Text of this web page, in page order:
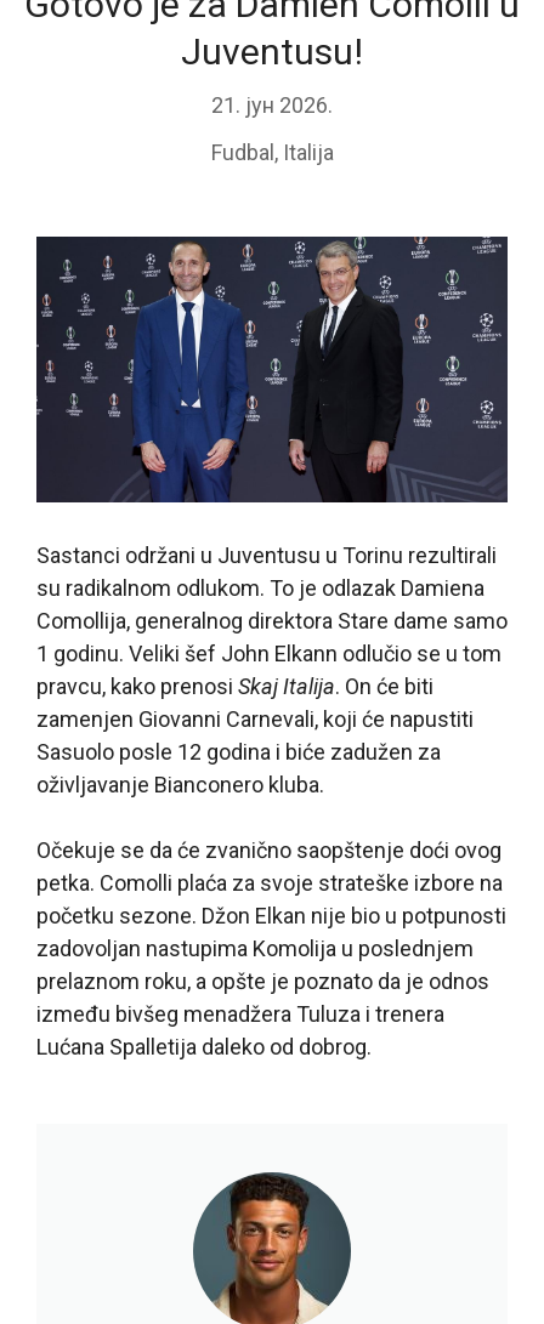
Juventusu!
21. јун 2026.
Fudbal , Italija
Sastanci održani u Juventusu u Torinu rezultirali
su radikalnom odlukom. To je odlazak Damiena
Comollija, generalnog direktora Stare dame samo
1 godinu. Veliki šef John Elkann odlučio se u tom
pravcu, kako prenosi Skaj Italija. On će biti
zamenjen Giovanni Carnevali, koji će napustiti
Sasuolo posle 12 godina i biće zadužen za
oživljavanje Bianconero kluba.
Očekuje se da će zvanično saopštenje doći ovog
petka. Comolli plaća za svoje strateške izbore na
početku sezone. Džon Elkan nije bio u potpunosti
zadovoljan nastupima Komolija u poslednjem
prelaznom roku, a opšte je poznato da je odnos
između bivšeg menadžera Tuluza i trenera
Lućana Spalletija daleko od dobrog.